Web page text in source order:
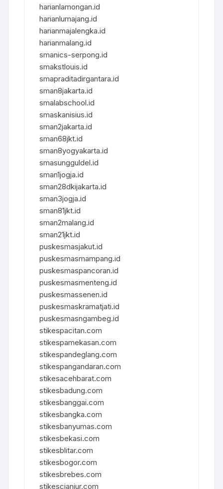
harianlamongan.id
harianlumajang.id
harianmajalengka.id
harianmalang.id
smanics-serpong.id
smakstlouis.id
smapraditadirgantara.id
sman8jakarta.id
smalabschool.id
smaskanisius.id
sman2jakarta.id
sman68jkt.id
sman8yogyakarta.id
smasungguldel.id
sman1jogja.id
sman28dkijakarta.id
sman3jogja.id
sman81jkt.id
sman2malang.id
sman21jkt.id
puskesmasjakut.id
puskesmasmampang.id
puskesmaspancoran.id
puskesmasmenteng.id
puskesmassenen.id
puskesmaskramatjati.id
puskesmasngambeg.id
stikespacitan.com
stikespamekasan.com
stikespandeglang.com
stikespangandaran.com
stikesacehbarat.com
stikesbadung.com
stikesbanggai.com
stikesbangka.com
stikesbanyumas.com
stikesbekasi.com
stikesblitar.com
stikesbogor.com
stikesbrebes.com
stikescianjur.com